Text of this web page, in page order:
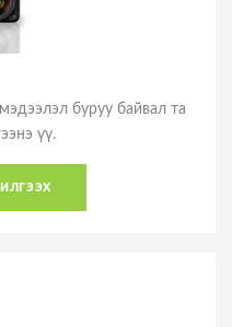
буруу байвал та
үү.